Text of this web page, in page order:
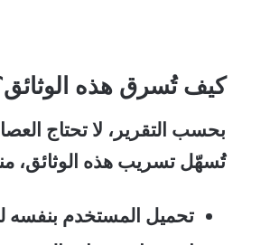
كيف تُسرق هذه
بحسب التقرير، لا تحتاج
تُسهّل تسريب هذه الوثائق،
تحميل المستخدم بنفسه